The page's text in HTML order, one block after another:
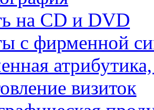
на СD и DVD
с фирменной
визиток